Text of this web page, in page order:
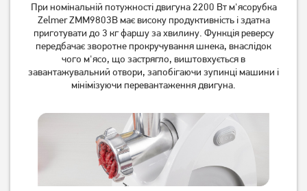
М'ясорубка Grunhelm
М'ясорубка ECG MG 2510
Power
4 199 грн
При номінальній потужності двигуна 2200 Вт м'ясорубка
Zelmer ZMM9803B має високу продуктивність і здатна
приготувати до 3 кг фаршу за хвилину. Функція реверсу
передбачає зворотне прокручування шнека, внаслідок
чого м'ясо, що застрягло, виштовхується в
завантажувальний отвори, запобігаючи зупинці машини і
мінімізуючи перевантаження двигуна.